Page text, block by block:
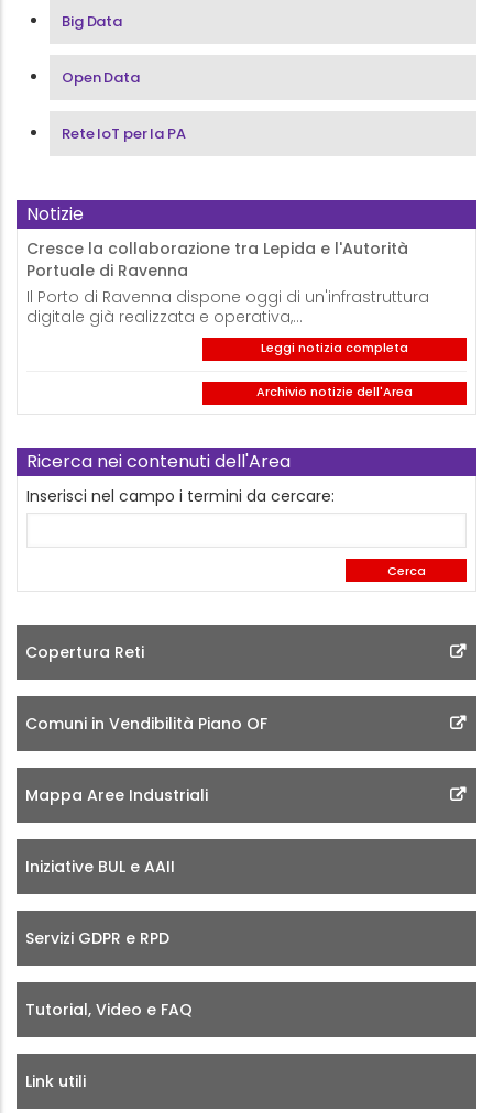
Big Data
Open Data
Rete IoT per la PA
Notizie
Cresce la collaborazione tra Lepida e l'Autorità
Portuale di Ravenna
Il Porto di Ravenna dispone oggi di un'infrastruttura
digitale già realizzata e operativa,…
Leggi notizia completa
Archivio notizie dell'Area
Ricerca nei contenuti dell'Area
Inserisci nel campo i termini da cercare:
Copertura Reti
Comuni in Vendibilità Piano OF
Mappa Aree Industriali
Iniziative BUL e AAII
Servizi GDPR e RPD
Tutorial, Video e FAQ
Link utili